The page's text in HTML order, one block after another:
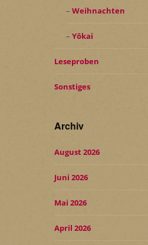
Weihnachten
Yōkai
Leseproben
Sonstiges
Archiv
August 2026
Juni 2026
Mai 2026
April 2026